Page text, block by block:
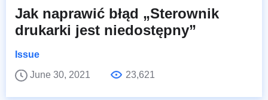
Jak naprawić błąd „Sterownik
drukarki jest niedostępny”
Issue
June 30, 2021
23,621